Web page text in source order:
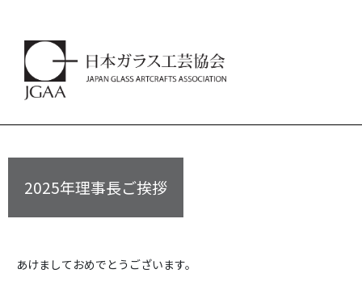
2025年理事長ご挨拶
あけましておめでとうございます。